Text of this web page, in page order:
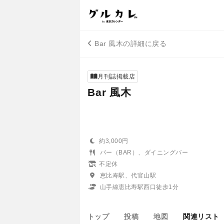
Bar 風木の詳細に戻る
月刊誌掲載店
Bar 風木
約3,000円
バー（BAR）、ダイニングバー
不定休
恵比寿駅、代官山駅
山手線恵比寿駅西口徒歩1分
トップ 投稿 地図 関連リスト